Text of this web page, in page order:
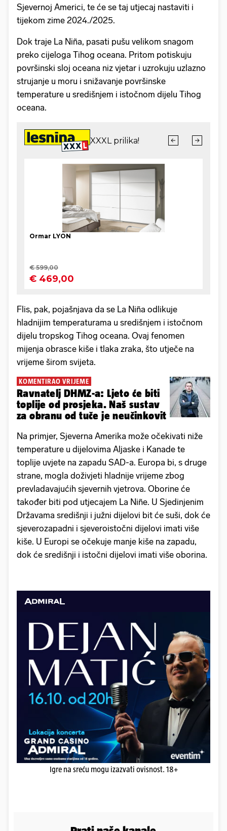
Sjevernoj Americi, te će se taj utjecaj nastaviti i
tijekom zime 2024./2025.
Dok traje La Niña, pasati pušu velikom snagom
preko cijeloga Tihog oceana. Pritom potiskuju
površinski sloj oceana niz vjetar i uzrokuju uzlazno
strujanje u moru i snižavanje površinske
temperature u središnjem i istočnom dijelu Tihog
oceana.
Flis, pak, pojašnjava da se La Niña odlikuje
hladnijim temperaturama u središnjem i istočnom
dijelu tropskog Tihog oceana. Ovaj fenomen
mijenja obrasce kiše i tlaka zraka, što utječe na
vrijeme širom svijeta.
KOMENTIRAO VRIJEME
Ravnatelj DHMZ-a: Ljeto će biti
toplije od prosjeka. Naš sustav
za obranu od tuče je neučinkovit
Na primjer, Sjeverna Amerika može očekivati niže
temperature u dijelovima Aljaske i Kanade te
toplije uvjete na zapadu SAD-a. Europa bi, s druge
strane, mogla doživjeti hladnije vrijeme zbog
prevladavajućih sjevernih vjetrova. Oborine će
također biti pod utjecajem La Niñe. U Sjedinjenim
Državama središnji i južni dijelovi bit će suši, dok će
sjeverozapadni i sjeveroistočni dijelovi imati više
kiše. U Europi se očekuje manje kiše na zapadu,
dok će središnji i istočni dijelovi imati više oborina.
Igre na sreću mogu izazvati ovisnost. 18+